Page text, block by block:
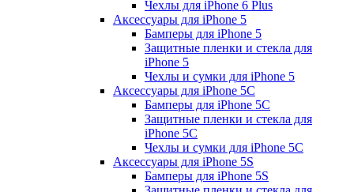
Чехлы для iPhone 6 Plus
Аксессуары для iPhone 5
Бамперы для iPhone 5
Защитные пленки и стекла для
iPhone 5
Чехлы и сумки для iPhone 5
Аксессуары для iPhone 5C
Бамперы для iPhone 5C
Защитные пленки и стекла для
iPhone 5C
Чехлы и сумки для iPhone 5C
Аксессуары для iPhone 5S
Бамперы для iPhone 5S